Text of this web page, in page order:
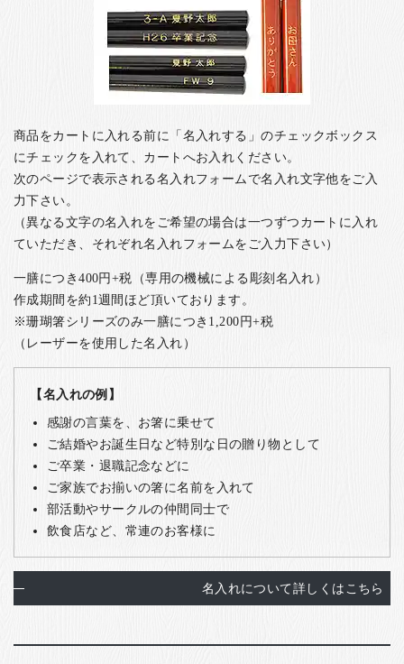
商品をカートに入れる前に「名入れする」のチェックボックス
にチェックを入れて、カートへお入れください。
次のページで表示される名入れフォームで名入れ文字他をご入
力下さい。
（異なる文字の名入れをご希望の場合は一つずつカートに入れ
ていただき、それぞれ名入れフォームをご入力下さい）
一膳につき400円+税（専用の機械による彫刻名入れ）
作成期間を約1週間ほど頂いております。
※珊瑚箸シリーズのみ一膳につき1,200円+税
（レーザーを使用した名入れ）
【名入れの例】
感謝の言葉を、お箸に乗せて
ご結婚やお誕生日など特別な日の贈り物として
ご卒業・退職記念などに
ご家族でお揃いの箸に名前を入れて
部活動やサークルの仲間同士で
飲食店など、常連のお客様に
名入れについて詳しくはこちら